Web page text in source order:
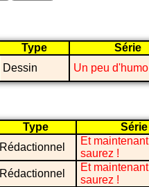
Type
Série
Dessin Un peu
Type
Série
Rédactionnel
Et
saurez !
Rédactionnel
Et
saurez !